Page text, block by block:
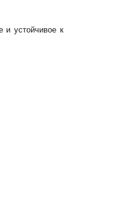
и устойчивое к